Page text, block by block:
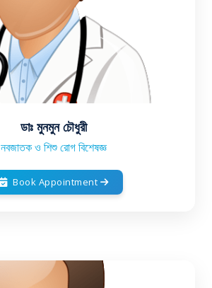
ডাঃ মুনমুন চৌধুরী
নবজাতক ও শিশু রোগ বিশেষজ্ঞ
Book Appointment